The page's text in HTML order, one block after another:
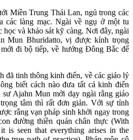
Miền Trung Thái Lan, ngủ trong các
các làng mạc. Ngài về ngụ ở một tu
và khảo sát kỹ càng. Nơi đây, ngài
Mun Bhuridatto, vị được kính trọng
đi bộ tiếp, về hướng Đông Bắc để
đã tinh thông kinh điển, về các giáo lý
biết cách nào đưa tất cả kinh điển
sư Ajahn Mun mới dạy ngài rằng giáo
tâm thì rất đơn giản. Với sự tỉnh
rằng vạn pháp sinh khởi ngay trong
đường thiền quán chân thực (With
is seen that everything arises in the